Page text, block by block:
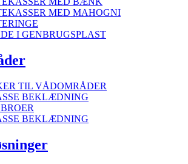
MED MAHOGNI
I GENBRUGSPLAST
TIL VÅDOMRÅDER
BEKLÆDNING
BEKLÆDNING